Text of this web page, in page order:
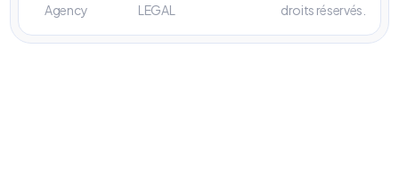
Agency
LEGAL
droits réservés.